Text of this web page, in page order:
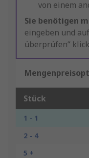
von einem
Sie benötigen
eingeben und
überprüfen“
Stück
1 - 1
2 - 4
5 +